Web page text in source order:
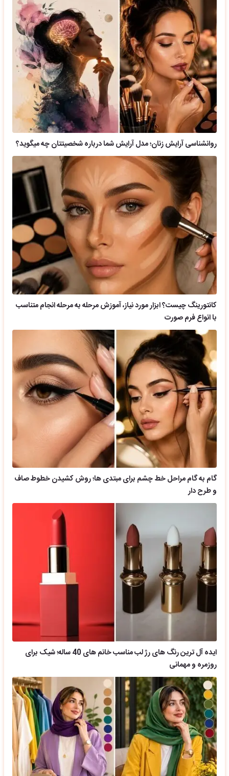
روانشناسی آرایش زنان؛ مدل آرایش شما درباره شخصیتتان چه میگوید؟
کانتورینگ چیست؟ ابزار مورد نیاز، آموزش مرحله به مرحله انجام متناسب
با انواع فرم صورت
گام به گام مراحل خط چشم برای مبتدی ها؛ روش کشیدن خطوط صاف
و طرح دار
ایده آل ترین رنگ های رژ لب مناسب خانم های 40 ساله؛ شیک برای
روزمره و مهمانی